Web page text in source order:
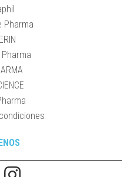
Pharma